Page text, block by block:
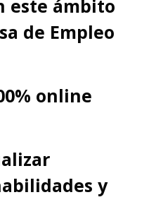
este ámbito
de Empleo
online
y